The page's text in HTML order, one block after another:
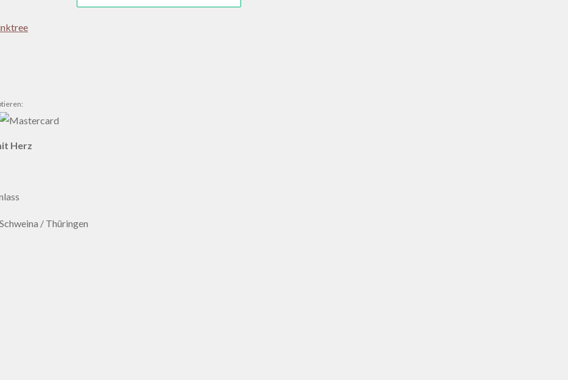
Herz
/ Thüringen